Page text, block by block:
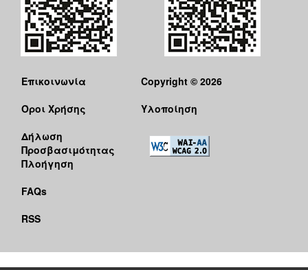
Επικοινωνία
Όροι Χρήσης
Δήλωση
Προσβασιμότητας
Πλοήγηση
FAQs
RSS
Copyright © 2026
Υλοποίηση